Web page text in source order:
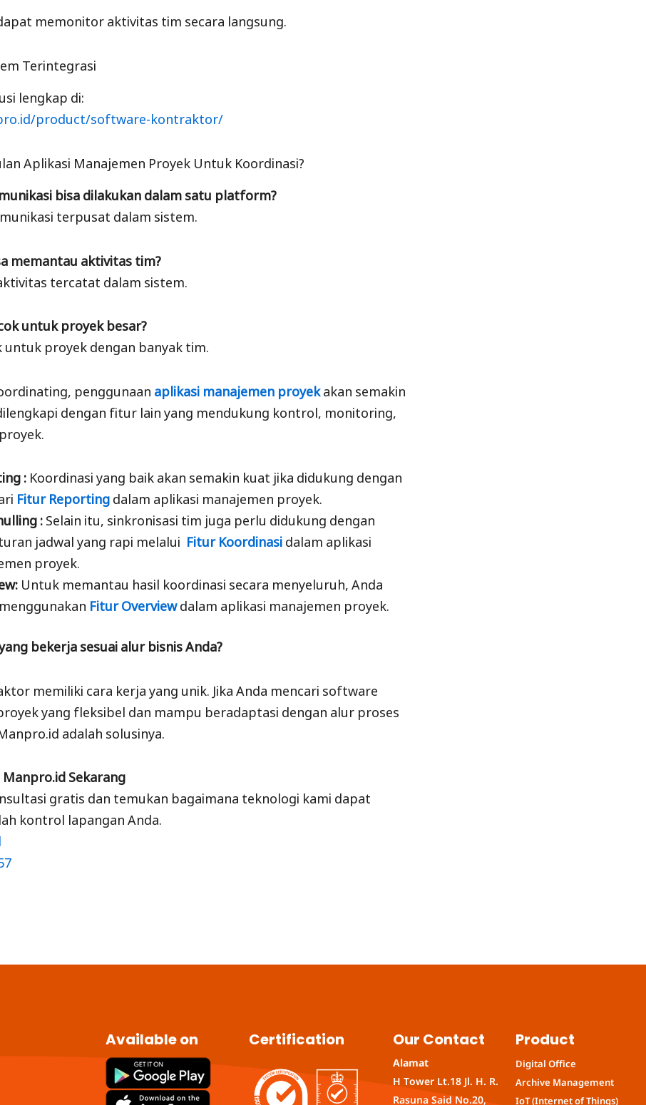
memonitor aktivitas tim secara langsung.
Terintegrasi
lengkap di:
product/software-kontraktor/
Aplikasi Manajemen Proyek Untuk Koordinasi?
bisa dilakukan dalam satu platform?
terpusat dalam sistem.
memantau aktivitas tim?
tercatat dalam sistem.
untuk proyek besar?
untuk proyek dengan banyak tim.
penggunaan aplikasi manajemen proyekakan semakin
dengan fitur lain yang mendukung kontrol, monitoring,
: Koordinasi yang baik akan semakin kuat jika didukung dengan
Fitur Reportingdalam aplikasi manajemen proyek.
:Selain itu, sinkronisasi tim juga perlu didukung dengan
jadwal yang rapi melalui Fitur Koordinasidalam aplikasi
proyek.
Untuk memantau hasil koordinasi secara menyeluruh, Anda
Fitur Overviewdalam aplikasi manajemen proyek.
bekerja sesuai alur bisnis Anda?
memiliki cara kerja yang unik. Jika Anda mencari software
yang fleksibel dan mampu beradaptasi dengan alur proses
adalah solusinya.
Sekarang
gratis dan temukan bagaimana teknologi kami dapat
kontrol lapangan Anda.
Available on Certification Our Contact
Alamat
H Tower Lt.18 Jl. H. R.
Rasuna Said No.20,
Product
Digital Office
Archive Management
IoT (Internet of Things)